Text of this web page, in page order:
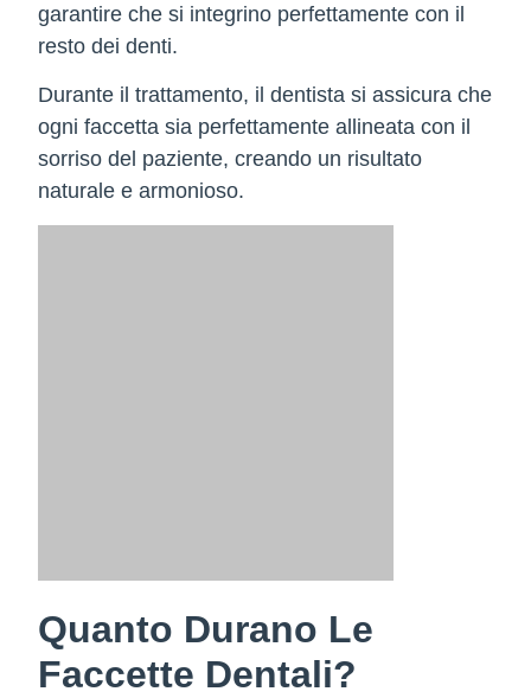
garantire che si integrino perfettamente con il
resto dei denti.
Durante il trattamento, il dentista si assicura che
ogni faccetta sia perfettamente allineata con il
sorriso del paziente, creando un risultato
naturale e armonioso.
Quanto Durano Le
Faccette Dentali?